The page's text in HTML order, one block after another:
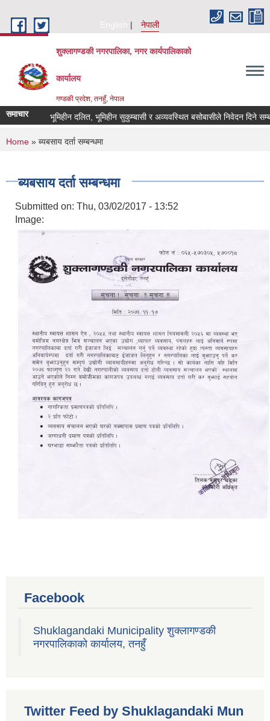
English
नेपाली
शुक्लागण्डकी नगरपालिका, नगर कार्यपालिकाको
कार्यालय
गण्डकी प्रदेश, तनहुँ, नेपाल
समाचार भूमिहीन दलित, भूमिहीन सुकुम्बासी र अव्यवस्थित बसोबासीले निवेदन दिने
You are here
Home » ब्यबसाय दर्ता सम्बन्धमा
ब्यबसाय दर्ता सम्बन्धमा
Submitted on: Thu, 03/02/2017 - 13:52
Image:
Facebook
Shuklagandaki Municipality शुक्लागण्डकी
नगरपालिकाको कार्यालय, तनहुँ
Twitter Feed by Shuklagandaki Mun